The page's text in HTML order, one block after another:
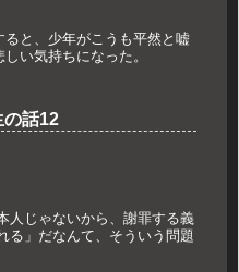
と、少年がこうも平然と嘘
い気持ちになった。
の話12